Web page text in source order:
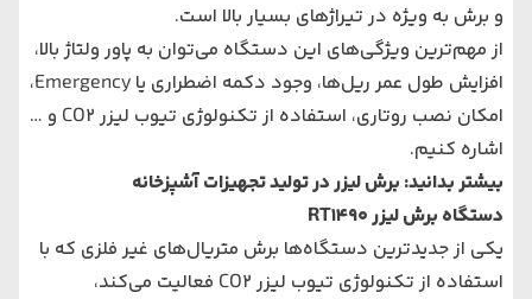
و برش به ویژه در تیراژهای بسیار بالا است.
از مهم‌ترین ویژگی‌های این دستگاه می‌توان به پاور ولتاژ بالا،
افزایش طول عمر ریل‌ها، وجود دکمه اضطراری یا Emergency،
امکان نصب روتاری، استفاده از تکنولوژی تیوب لیزر CO2 و …
اشاره کنیم.
بیشتر بدانید: برش لیزر در تولید تجهیزات آشپزخانه
دستگاه برش لیزر RT1490
یکی از جدیدترین دستگاه‌ها برش متریال‌های غیر فلزی که با
استفاده از تکنولوژی تیوب لیزر CO2 فعالیت می‌کند،